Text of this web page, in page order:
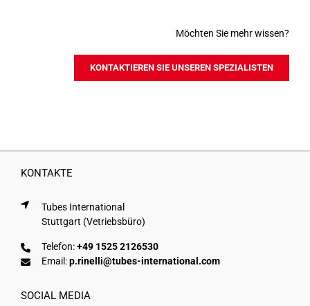
Möchten Sie mehr wissen?
KONTAKTIEREN SIE UNSEREN SPEZIALISTEN
KONTAKTE
Tubes International
Stuttgart (Vetriebsbüro)
Telefon:+49 1525 2126530
Email:p.rinelli@tubes-international.com
SOCIAL MEDIA